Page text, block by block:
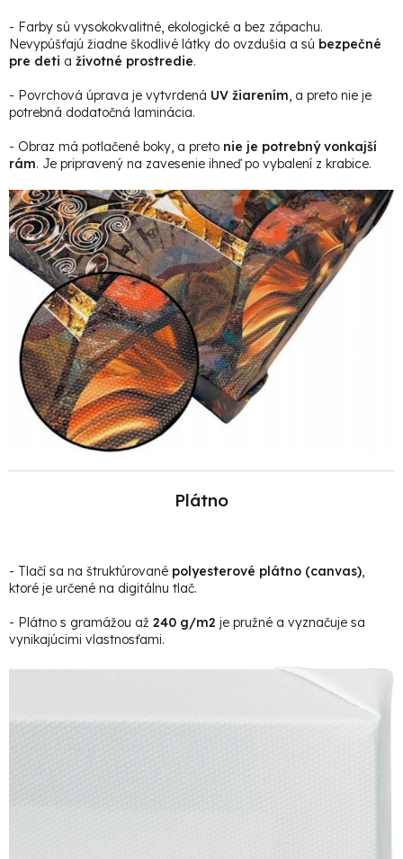
- Farby sú vysokokvalitné, ekologické a bez zápachu.
Nevypúšťajú žiadne škodlivé látky do ovzdušia a sú bezpečné
pre deti a životné prostredie.
- Povrchová úprava je vytvrdená UV žiarením, a preto nie je
potrebná dodatočná laminácia.
- Obraz má potlačené boky, a preto nie je potrebný vonkajší
rám. Je pripravený na zavesenie ihneď po vybalení z krabice.
Plátno
- Tlačí sa na štruktúrované polyesterové plátno (canvas)
ktoré je určené na digitálnu tlač.
- Plátno s gramážou až 240 g/m2 je pružné a vyznačuje sa
vynikajúcimi vlastnosťami.